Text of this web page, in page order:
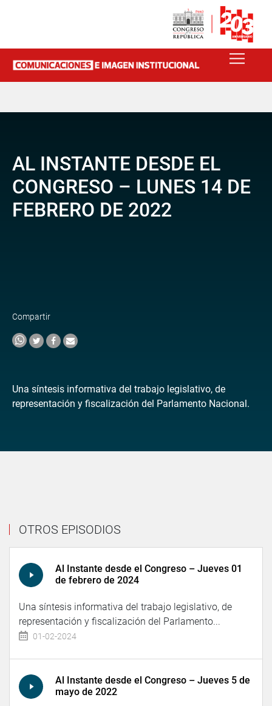
AL INSTANTE DESDE EL
CONGRESO – LUNES 14 DE
FEBRERO DE 2022
Compartir
Una síntesis informativa del trabajo legislativo, de
representación y fiscalización del Parlamento Nacional.
OTROS EPISODIOS
Al Instante desde el Congreso – Jueves 01
de febrero de 2024
Una síntesis informativa del trabajo legislativo, de
representación y fiscalización del Parlamento...
01-02-2024
Al Instante desde el Congreso – Jueves 5 de
mayo de 2022